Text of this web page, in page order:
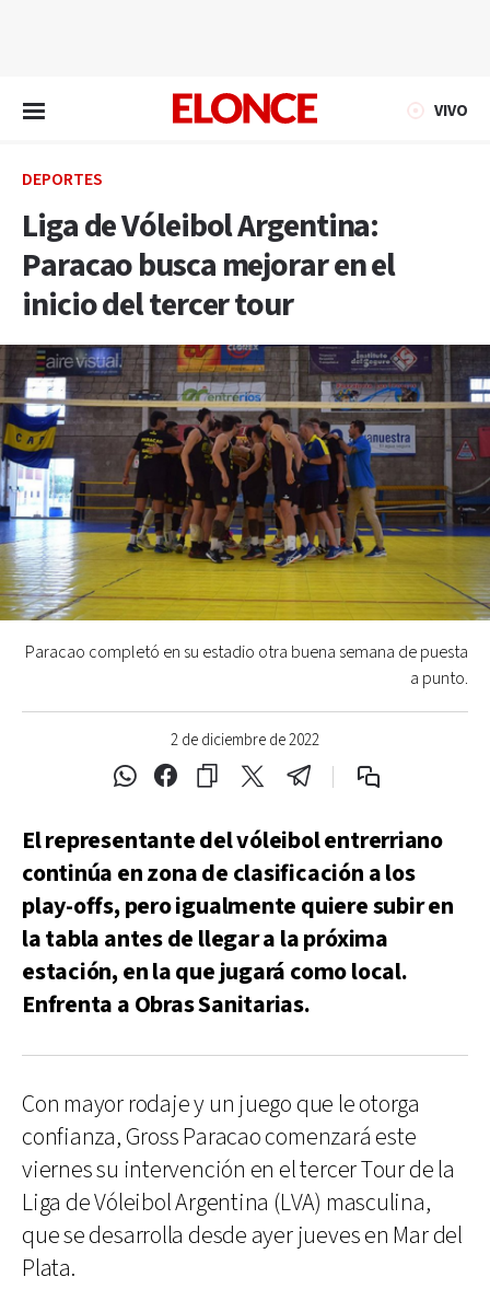
VIVO
DEPORTES
Liga de Vóleibol Argentina:
Paracao busca mejorar en el
inicio del tercer tour
2 de diciembre de 2022
Paracao completó en su estadio otra buena semana de puesta
a punto.
El representante del vóleibol entrerriano
continúa en zona de clasificación a los
play-offs, pero igualmente quiere subir en
la tabla antes de llegar a la próxima
estación, en la que jugará como local.
Enfrenta a Obras Sanitarias.
Con mayor rodaje y un juego que le otorga
confianza, Gross Paracao comenzará este
viernes su intervención en el tercer Tour de la
Liga de Vóleibol Argentina (LVA) masculina,
que se desarrolla desde ayer jueves en Mar del
Plata.